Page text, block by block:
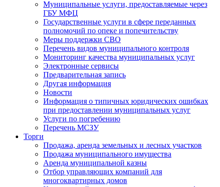
Муниципальные услуги, предоставляемые через
ГБУ МФЦ
Государственные услуги в сфере переданных
полномочий по опеке и попечительству
Меры поддержки СВО
Перечень видов муниципального контроля
Мониторинг качества муниципальных услуг
Электронные сервисы
Предварительная запись
Другая информация
Новости
Информация о типичных юридических ошибках
при предоставлении муниципальных услуг
Услуги по погребению
Перечень МСЗУ
Торги
Продажа, аренда земельных и лесных участков
Продажа муниципального имущества
Аренда муниципальной казны
Отбор управляющих компаний для
многоквартирных домов